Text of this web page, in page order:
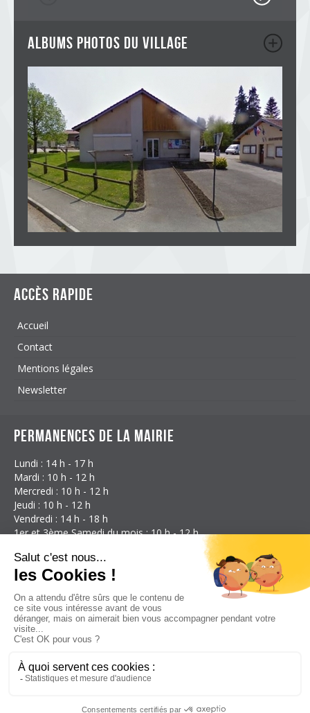
albums photos du village
Accès rapide
Accueil
Contact
Mentions légales
Newsletter
Permanences de la mairie
Lundi : 14 h - 17 h
Mardi : 10 h - 12 h
Mercredi : 10 h - 12 h
Jeudi : 10 h - 12 h
Vendredi : 14 h - 18 h
1er et 3ème Samedi du mois : 10 h - 12 h
Mairie d'Étalans
3 Rue des Granges
25580 Étalans
France
Téléphone : 03 81 59 21 17